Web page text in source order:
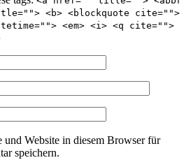
<b> <blockquote cite="">
<em> <i> <q cite="">
Website in diesem Browser für
speichern.